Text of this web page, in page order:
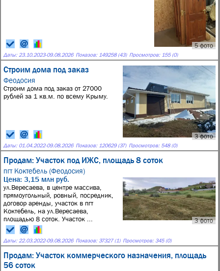
5 фото
Даты: 23.10.2023-09.08.2026 Показов: 149258 (43) Просмотров: 155 (0)
Строим дома под заказ
Феодосия
3 фото
Строим дома под заказ от 27000
рублей за 1 кв.м. по всему Крыму.
Даты: 01.04.2022-09.08.2026 Показов: 120629 (37) Просмотров: 548 (0)
Продам: Участок под ИЖС, площадь 8 соток
пгт Коктебель (Феодосия)
3 фото
Цена: 3,15 млн руб.
ул.Вересаева, в центре массива,
прямоугольный, ровный, посредник,
договор аренды, участок в пгт
Коктебель, на ул.Вересаева,
площадью 8 соток. Участок ...
Даты: 22.03.2022-09.08.2026 Показов: 37327 (1) Просмотров: 345 (0)
Продам: Участок коммерческого назначения, площадь
56 соток